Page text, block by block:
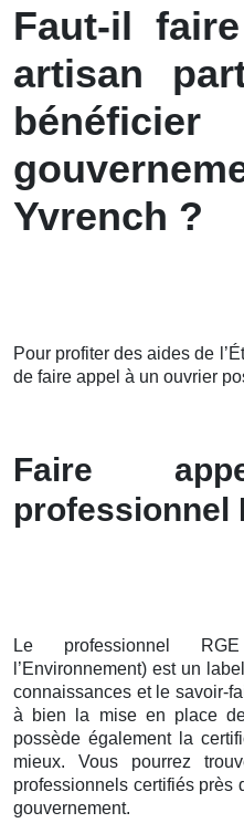
Faut-il
artisan
Yvrench ?
Pour profiter des aides de
de faire appel à un ouvrier
Faire
professionnel
Le professionnel
l’Environnement) est un
connaissances et le savoir-
à bien la mise en place
possède également la
mieux. Vous pourrez
professionnels certifiés près
gouvernement.